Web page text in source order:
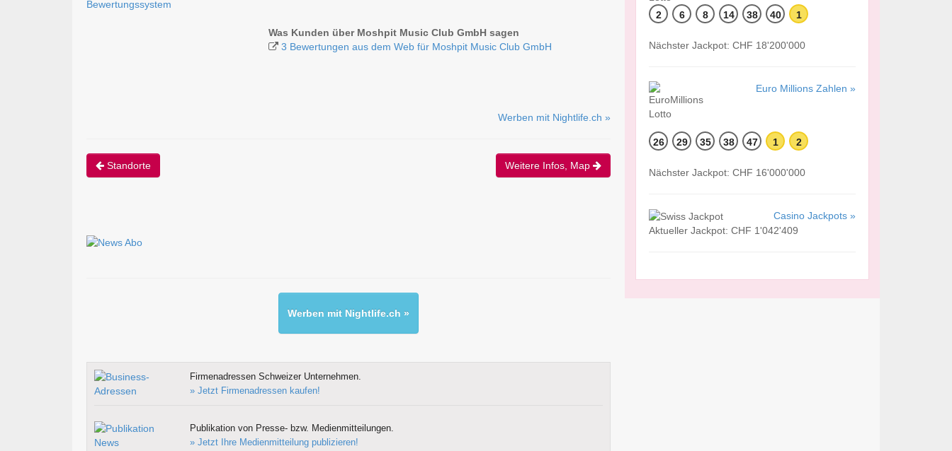
Bewertungssystem
Was Kunden über Moshpit Music Club GmbH sagen
3 Bewertungen aus dem Web für Moshpit Music Club GmbH
Werben mit Nightlife.ch »
Standorte Weitere Infos, Map
Werben mit Nightlife.ch »
Firmenadressen Schweizer Unternehmen.
» Jetzt Firmenadressen kaufen!
Publikation von Presse- bzw. Medienmitteilungen.
» Jetzt Ihre Medienmitteilung publizieren!
2 6 8 14 38 40 1
Nächster Jackpot: CHF 18'200'000
Euro Millions Zahlen »
26 29 35 38 47 1 2
Nächster Jackpot: CHF 16'000'000
Casino Jackpots »
Aktueller Jackpot: CHF 1'042'409